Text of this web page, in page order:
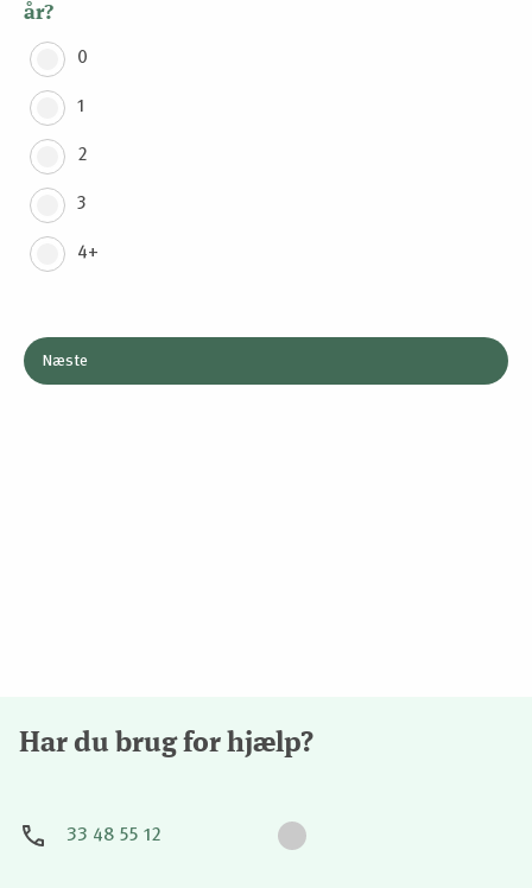
år?
0
1
2
3
4+
Næste
Har du brug for hjælp?
33 48 55 12